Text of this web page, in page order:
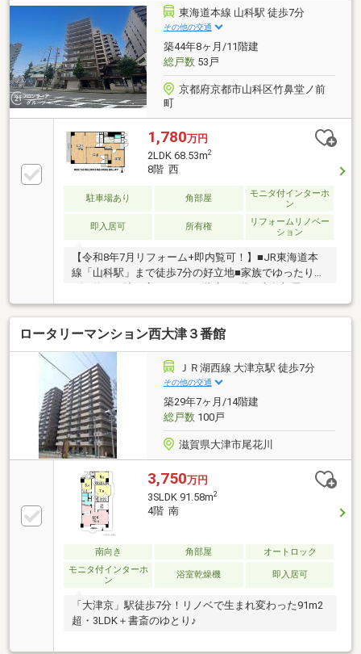
東海道本線 山科駅 徒歩7分
その他の交通
築44年8ヶ月/11階建
総戸数53戸
京都府京都市山科区竹鼻堂ノ前
町
1,780万円
2LDK 68.53m2
8階 西
駐車場あり 角部屋
モニタ付インターホ
ン
即入居可 所有権
リフォームリノベー
ション
【令和8年7月リフォーム+即内覧可！】■JR東海道本
線「山科駅」まで徒歩7分の好立地■家族でゆったり寛
き採光・通風・眺望良好
ロータリーマンション西大津３番館
ＪＲ湖西線 大津京駅 徒歩7分
その他の交通
築29年7ヶ月/14階建
総戸数100戸
滋賀県大津市尾花川
3,750万円
3SLDK 91.58m2
4階 南
南向き 角部屋
オートロック
モニタ付インターホ
ン
浴室乾燥機 即入居可
「大津京」駅徒歩7分！リノベで生まれ変わった91m2
超・3LDK＋書斎のゆとり♪